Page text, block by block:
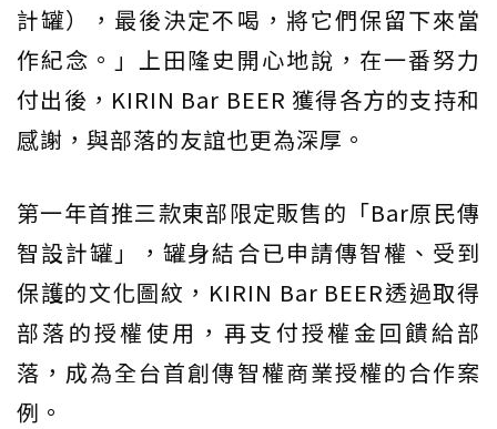
計罐），最後決定不喝，將它們保留下來當
作紀念。」上田隆史開心地說，在一番努力
付出後，KIRIN Bar BEER 獲得各方的支持和
感謝，與部落的友誼也更為深厚。
第一年首推三款東部限定販售的「Bar原民傳
智設計罐」，罐身結合已申請傳智權、受到
保護的文化圖紋，KIRIN Bar BEER透過取得
部落的授權使用，再支付授權金回饋給部
落，成為全台首創傳智權商業授權的合作案
例。